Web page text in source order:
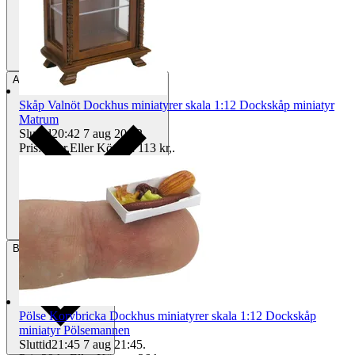
AvhämtningHelsingborg, Sverige
Betalning
Skåp Valnöt Dockhus miniatyrer skala 1:12 Dockskåp miniatyr
Matrum
Sluttid20:42 7 aug 20:42.
Pris:98 kr,Eller Köp nu 113 kr,.
Pölse Korvbricka Dockhus miniatyrer skala 1:12 Dockskåp
miniatyr Pölsemannen
Sluttid21:45 7 aug 21:45.